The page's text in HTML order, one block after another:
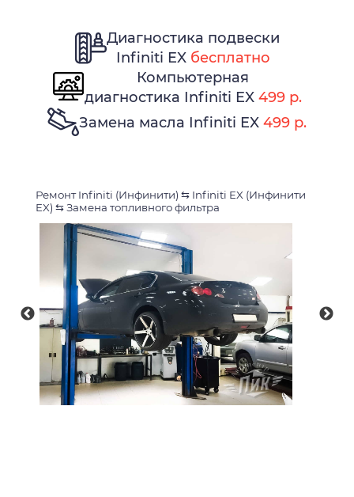
Диагностика подвески
Infiniti EX бесплатно
Компьютерная
диагностика Infiniti EX 499 р.
Замена масла Infiniti EX 499 р.
Ремонт Infiniti (Инфинити) ⇆ Infiniti EX (Инфинити
EX) ⇆Замена топливного фильтра